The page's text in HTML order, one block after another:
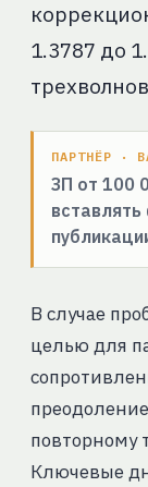
1.3787 до
ПАРТНЁР ·
ЗП от 100
В случае
целью для
повторному
Ключевые